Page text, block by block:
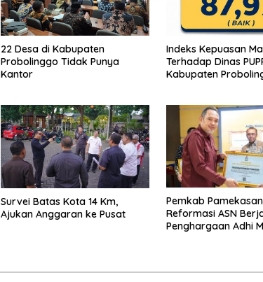
22 Desa di Kabupaten
Probolinggo Tidak Punya
Kantor
Indeks Kepuasan
Terhadap Dinas
Kabupaten
Survei Batas Kota 14 Km,
Ajukan Anggaran ke Pusat
Pemkab
Reformasi ASN
Penghargaan Adhi